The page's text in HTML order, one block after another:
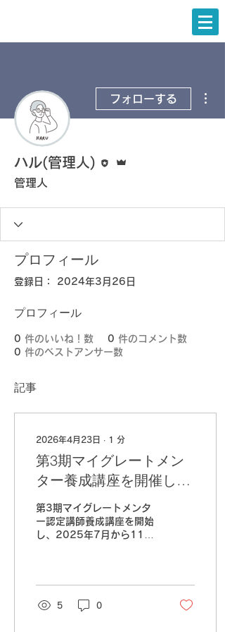
フォローする
ハル(管理人)
管理人
プロフィール
登録日： 2024年3月26日
プロフィール
0 件のいいね！数 0 件のコメント数
0 件のベストアンサー数
記事
2026年4月23日 ∙ 1 分
第3期マイグレートメン
ター養成講座を開催しま
した
第3期マイグレートメンタ
ー認定講師養成講座を開始
し、2025年7月から11月
ございます！ 次回の開催
は未定となっております
5 0